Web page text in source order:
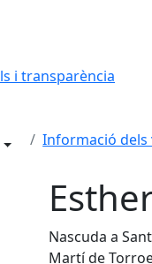
i transparència
Informació dels
Nascuda a
Martí de